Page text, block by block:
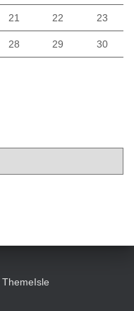
21 22 23
28 29 30
ThemeIsle